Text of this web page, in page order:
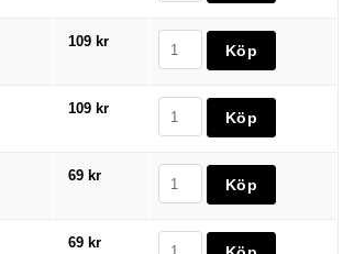
109 kr
109 kr
69 kr
69 kr